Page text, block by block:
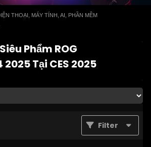
THOẠI, MÁY TÍNH, AI, PHẦN MỀM
Phẩm ROG
Tại CES 2025
Filter